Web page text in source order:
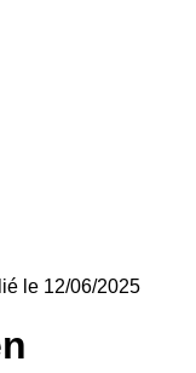
le 12/06/2025